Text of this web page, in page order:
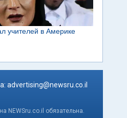
advertising@newsru.co.il
NEWSru.co.il обязательна.